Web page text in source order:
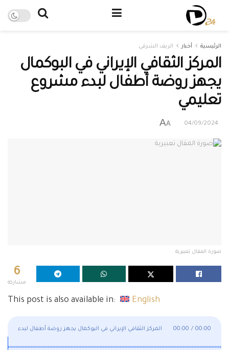
الرئيسية أخبار الريف الشرقي
المركز الثقافي الإيراني في البوكمال
يجهز روضة أطفال لبدء مشروع
تعليمي
04/09/2024
A
A
صورة المقال تعبيرية
6
مشاركة
This post is also available in: English
المركز الثقافي الإيراني في البوكمال يجهز روضة أطفال لبدء 00:00 / 00:00